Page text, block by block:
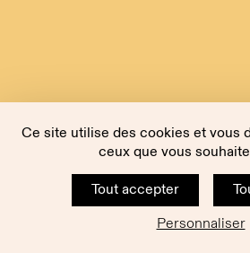
Ce site utilise des cookies et vous
ceux que vous
Tout accepter
Personnaliser